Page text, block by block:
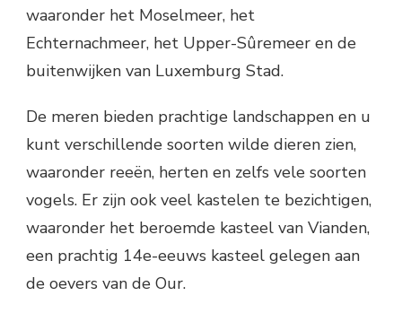
waaronder het Moselmeer, het
Echternachmeer, het Upper-Sûremeer en de
buitenwijken van Luxemburg Stad.
De meren bieden prachtige landschappen en u
kunt verschillende soorten wilde dieren zien,
waaronder reeën, herten en zelfs vele soorten
vogels. Er zijn ook veel kastelen te bezichtigen,
waaronder het beroemde kasteel van Vianden,
een prachtig 14e-eeuws kasteel gelegen aan
de oevers van de Our.